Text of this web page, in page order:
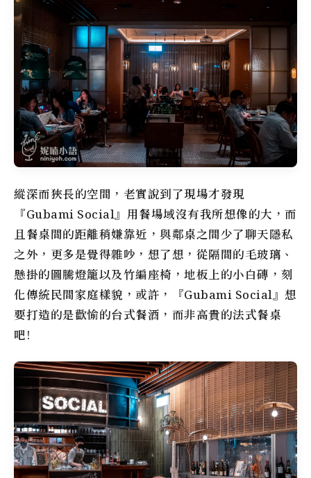
縱深而狹長的空間，老實說到了現場才發現
『Gubami Social』用餐場域沒有我所想像的大，而
且餐桌間的距離稍嫌靠近，與鄰桌之間少了聊天隱私
之外，更多是覺得雜吵，想了想，從隔間的毛玻璃、
懸掛的圖騰燈籠以及竹編座椅，地板上的小白磚，刻
化傳統民間家庭樣貌，或許，『Gubami Social』想
要打造的是歡愉的台式餐酒，而非高貴的法式餐桌
吧!